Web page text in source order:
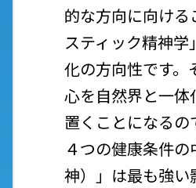
的な方向に向ける
スティック精神学
化の方向性です。
心を自然界と一体
置くことになるの
４つの健康条件
神）」は最も強い